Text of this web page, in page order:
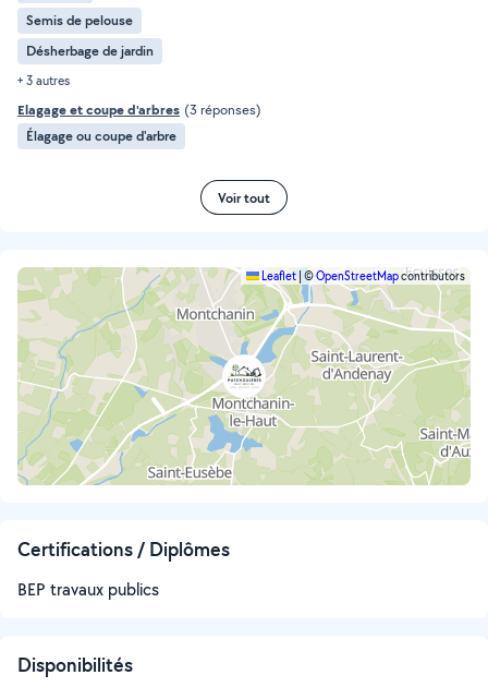
Semis de pelouse
Désherbage de jardin
+ 3 autres
Elagage et coupe d'arbres (3 réponses)
Élagage ou coupe d'arbre
Voir tout
Leaflet| ©OpenStreetMapcontributors
Certifications / Diplômes
BEP travaux publics
Disponibilités